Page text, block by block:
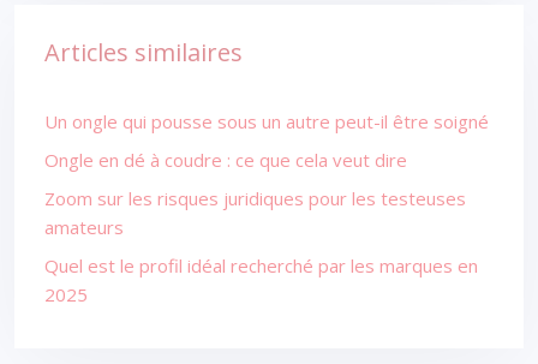
Articles similaires
Un ongle qui pousse sous un autre peut-il être soigné
Ongle en dé à coudre : ce que cela veut dire
Zoom sur les risques juridiques pour les testeuses
amateurs
Quel est le profil idéal recherché par les marques en
2025